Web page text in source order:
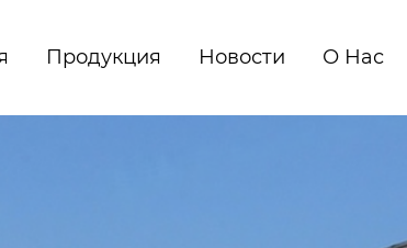
Продукция Новости О Нас